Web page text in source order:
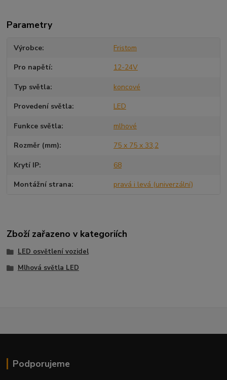
Parametry
Výrobce Fristom
Pro napětí 12-24V
Typ světla koncové
Provedení světla LED
Funkce světla mlhové
Rozměr (mm) 75 x 75 x 33,2
Krytí IP 68
Montážní strana pravá i levá (univerzální)
Zboží zařazeno v kategoriích
LED osvětlení vozidel
Mlhová světla LED
Podporujeme